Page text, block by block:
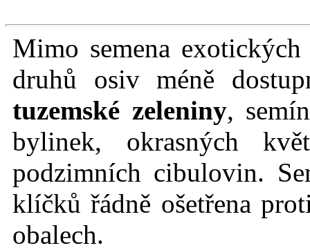
Mimo semena
druhů osiv méně
tuzemské zeleniny,
bylinek, okrasných
podzimních cibulovin.
klíčků řádně ošetřena
obalech.